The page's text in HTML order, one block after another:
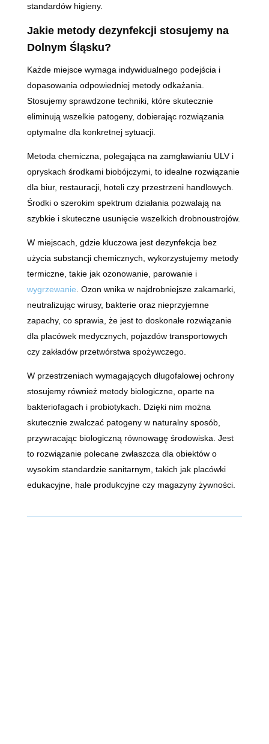
standardów higieny.
Jakie metody dezynfekcji stosujemy na
Dolnym Śląsku?
Każde miejsce wymaga indywidualnego podejścia i
dopasowania odpowiedniej metody odkażania.
Stosujemy sprawdzone techniki, które skutecznie
eliminują wszelkie patogeny, dobierając rozwiązania
optymalne dla konkretnej sytuacji.
Metoda chemiczna, polegająca na zamgławianiu ULV i
opryskach środkami biobójczymi, to idealne rozwiązanie
dla biur, restauracji, hoteli czy przestrzeni handlowych.
Środki o szerokim spektrum działania pozwalają na
szybkie i skuteczne usunięcie wszelkich drobnoustrojów.
W miejscach, gdzie kluczowa jest dezynfekcja bez
użycia substancji chemicznych, wykorzystujemy metody
termiczne, takie jak ozonowanie, parowanie i
wygrzewanie . Ozon wnika w najdrobniejsze zakamarki,
neutralizując wirusy, bakterie oraz nieprzyjemne
zapachy, co sprawia, że jest to doskonałe rozwiązanie
dla placówek medycznych, pojazdów transportowych
czy zakładów przetwórstwa spożywczego.
W przestrzeniach wymagających długofalowej ochrony
stosujemy również metody biologiczne, oparte na
bakteriofagach i probiotykach. Dzięki nim można
skutecznie zwalczać patogeny w naturalny sposób,
przywracając biologiczną równowagę środowiska. Jest
to rozwiązanie polecane zwłaszcza dla obiektów o
wysokim standardzie sanitarnym, takich jak placówki
edukacyjne, hale produkcyjne czy magazyny żywności.